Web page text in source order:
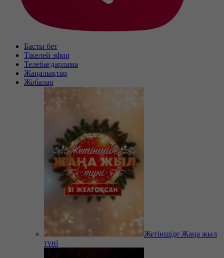
Басты бет
Тікелей эфир
Телебағдарлама
Жаңалықтар
Жобалар
Жетіншіде Жаңа жыл
түні